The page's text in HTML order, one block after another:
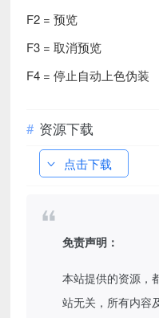
F2 = 预览
F3 = 取消预览
F4 = 停止自动上色伪装
资源下载
点击下载
免责声明：
本站提供的资源，
站无关，所有内容